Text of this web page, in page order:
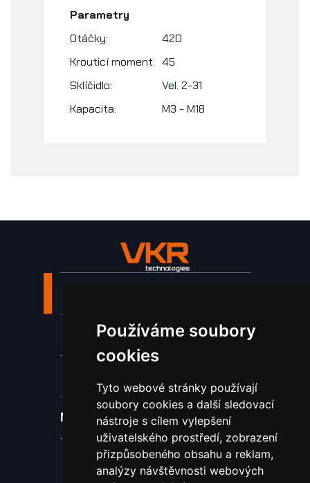
Používáme soubory
cookies
Tyto webové stránky používají
soubory cookies a další sledovací
nástroje s cílem vylepšení
uživatelského prostředí, zobrazení
přizpůsobeného obsahu a reklam,
analýzy návštěvnosti webových
Parametry
Otáčky:
420
Krouticí moment: 45
Sklíčidlo:
Vel. 2-31
Kapacita:
M3 - M18
Nástroje pro ohraňovací lisy
Náhradní díly pro vodní paprsek
Laserové svařování